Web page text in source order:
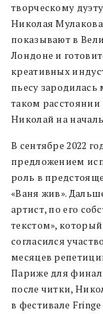
творческому
Николая
показывают в
Лондоне и
креативных
пьесу
таком расстоянии
Николай на
В сентябре 2022
предложением
роль в
«Ваня жив».
артист, по его
текстом»,
согласился
месяцев
Париже для
после читки,
в фестивале